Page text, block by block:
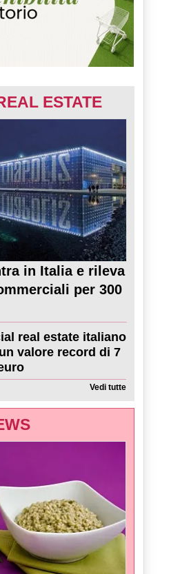
ESTATE
in Italia e rileva
per 300
real estate italiano
valore record di 7
Vedi tutte